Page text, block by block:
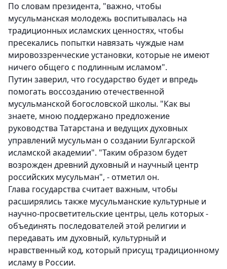
По словам президента, "важно, чтобы
мусульманская молодежь воспитывалась на
традиционных исламских ценностях, чтобы
пресекались попытки навязать чуждые нам
мировоззренческие установки, которые не имеют
ничего общего с подлинным исламом".
Путин заверил, что государство будет и впредь
помогать воссозданию отечественной
мусульманской богословской школы. "Как вы
знаете, мною поддержано предложение
руководства Татарстана и ведущих духовных
управлений мусульман о создании Булгарской
исламской академии". "Таким образом будет
возрожден древний духовный и научный центр
российских мусульман", - отметил он.
Глава государства считает важным, чтобы
расширялись также мусульманские культурные и
научно-просветительские центры, цель которых -
объединять последователей этой религии и
передавать им духовный, культурный и
нравственный код, который присущ традиционному
исламу в России.